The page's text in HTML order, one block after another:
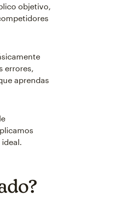
objetivo,
errores,
aprendas